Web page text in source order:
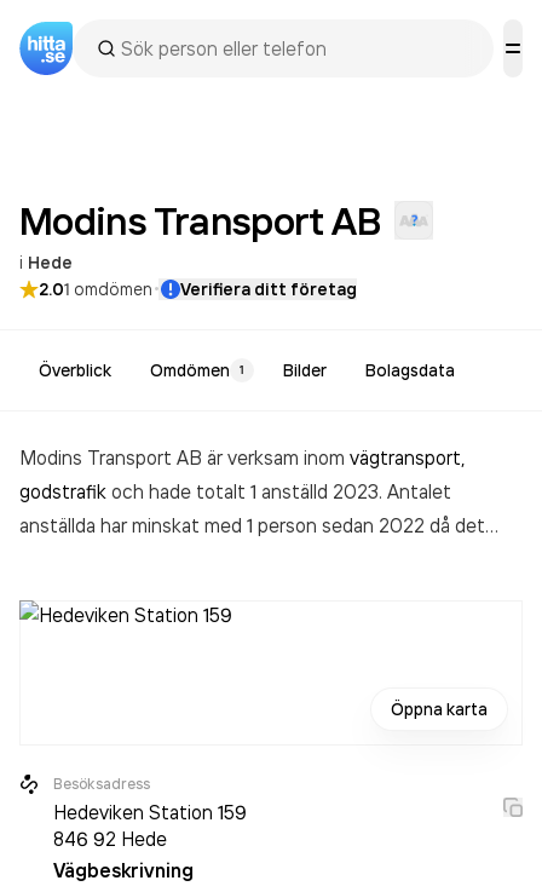
Modins TransportAB
i Hede
2.01 omdömen· Verifiera ditt företag
Överblick Omdömen 1 Bilder Bolagsdata
Modins Transport AB är verksam inom vägtransport,
godstrafik och hade totalt 1 anställd 2023. Antalet
anställda har minskat med 1 person sedan 2022 då det
omsatte 30 000,00 krsenaste räkenskapsåret (2023).
Öppna karta
Besöksadress
Hedeviken Station 159
846 92 Hede
Vägbeskrivning